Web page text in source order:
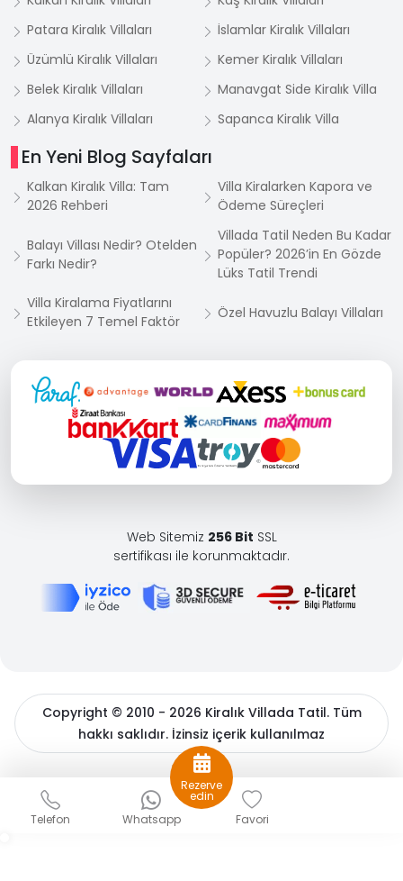
Patara Kiralık Villaları
İslamlar Kiralık Villaları
Üzümlü Kiralık Villaları
Kemer Kiralık Villaları
Belek Kiralık Villaları
Manavgat Side Kiralık Villa
Alanya Kiralık Villaları
Sapanca Kiralık Villa
En Yeni Blog Sayfaları
Kalkan Kiralık Villa: Tam
2026 Rehberi
Villa Kiralarken Kapora ve
Ödeme Süreçleri
Balayı Villası Nedir? Otelden
Farkı Nedir?
Villada Tatil Neden Bu Kadar
Popüler? 2026’in En Gözde
Lüks Tatil Trendi
Villa Kiralama Fiyatlarını
Etkileyen 7 Temel Faktör
Özel Havuzlu Balayı Villaları
Web Sitemiz 256 Bit SSL
sertifikası ile korunmaktadır.
Copyright © 2010 - 2026 Kiralık Villada Tatil. Tüm
hakkı saklıdır. İzinsiz içerik kullanılmaz
BöcekSoft
Telefon Whatsapp
Rezerve
edin
Favori
Sizlere daha iyi bir hizmet sunabilmek için çerezler
kullanıyoruz. Detaylı bilgiler içinçerez politikamızı
Verilerin Korunmasıhakkında açıklama metnimizi inceleyin.